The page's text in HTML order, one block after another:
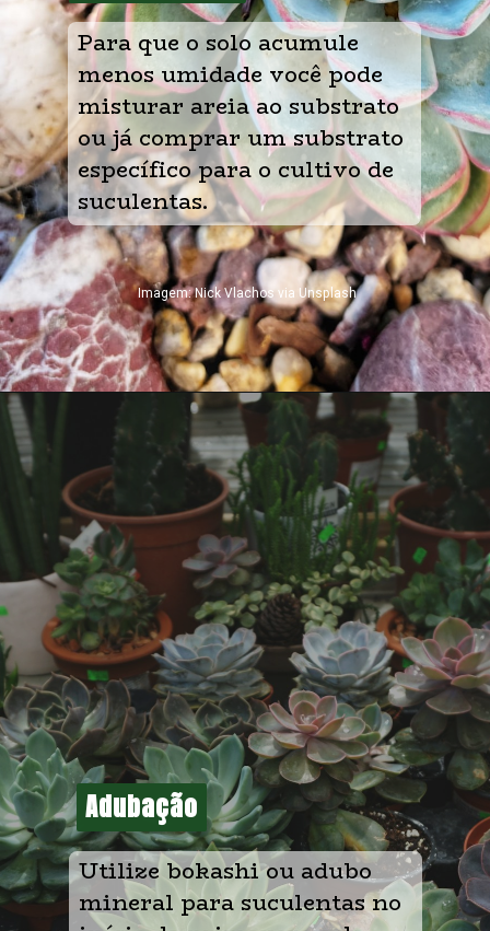
Para que o solo acumule
menos umidade você pode
misturar areia ao substrato
ou já comprar um substrato
específico para o cultivo de
suculentas.
Imagem: Nick Vlachos via Unsplash
Adubação
Adubação
Utilize bokashi ou adubo
mineral para suculentas no